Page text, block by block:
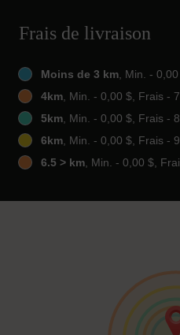
Frais de livraison
Moins de 3 km, Min. -
4km, Min. - 0,00 $, Frais -
5km, Min. - 0,00 $, Frais -
6km, Min. - 0,00 $, Frais -
6.5 > km, Min. - 0,00 $,